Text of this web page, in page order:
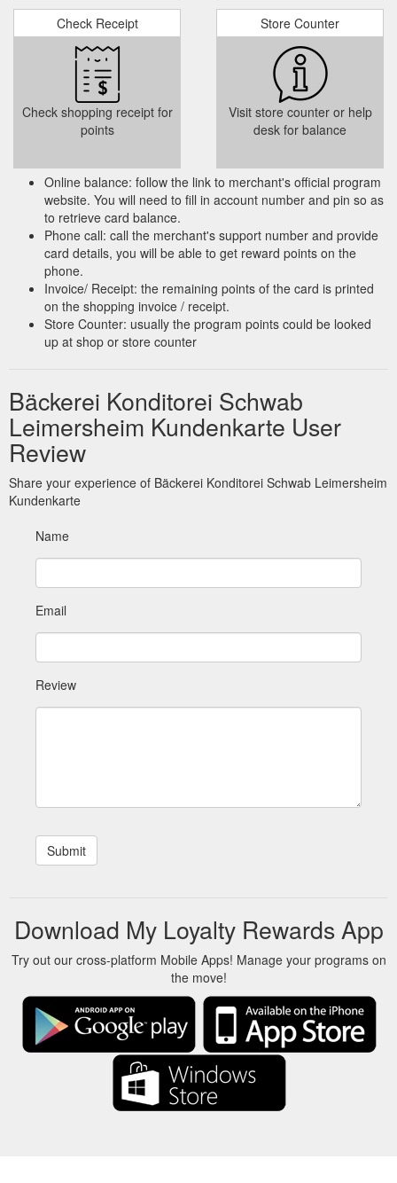
Check Receipt
Check shopping receipt for
points
Store Counter
Visit store counter or help
desk for balance
Online balance: follow the link to merchant's official program
website. You will need to fill in account number and pin so as
to retrieve card balance.
Phone call: call the merchant's support number and provide
card details, you will be able to get reward points on the
phone.
Invoice/ Receipt: the remaining points of the card is printed
on the shopping invoice / receipt.
Store Counter: usually the program points could be looked
up at shop or store counter
Bäckerei Konditorei Schwab
Leimersheim Kundenkarte User
Review
Share your experience of Bäckerei Konditorei Schwab Leimersheim
Kundenkarte
Name
Email
Review
Download My Loyalty Rewards App
Try out our cross-platform Mobile Apps! Manage your programs on
the move!